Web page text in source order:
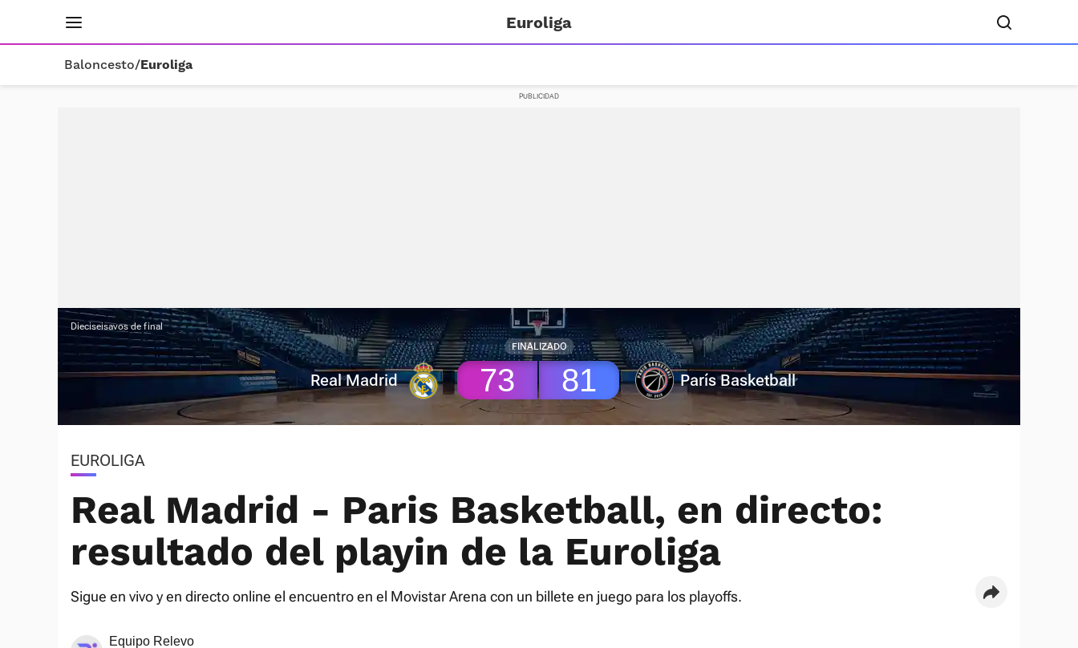
Euroliga
Baloncesto/Euroliga
Dieciseisavos de final
FINALIZADO
Real Madrid 73 81 París Basketball
EUROLIGA
Real Madrid - Paris Basketball, en directo:
resultado del playin de la Euroliga
Sigue en vivo y en directo online el encuentro en el Movistar Arena con un billete en juego para los playoffs.
Equipo Relevo